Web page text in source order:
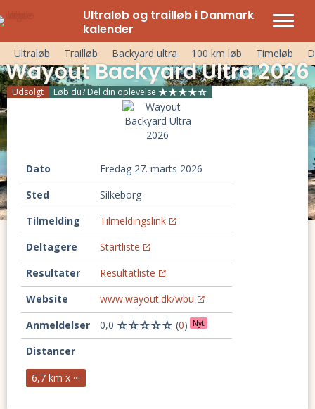
Ultraløb og trailløb i Danmark
kalender
Ultraløb Trailløb Backyard ultra 100 km løb Timeløb
Wayout Backyard Ultra 2026
Udsolgt Løb du? Del din oplevelse
Dato
fredag 27. marts 2026
Sted
Silkeborg
Tilmelding
Tilmeldingslink
Deltagere
Startliste
Resultater
Resultatliste
Website
www.wayout.dk/wbu
Anmeldelser
0,0 (0) Nyt
Distancer
6,7 km x ∞